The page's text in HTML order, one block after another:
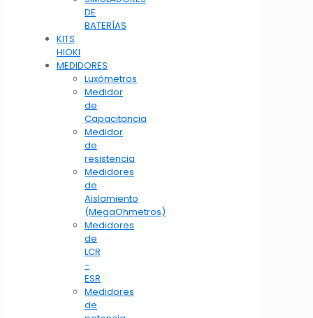
DE
BATERÍAS
KITS
HIOKI
MEDIDORES
Luxómetros
Medidor
de
Capacitancia
Medidor
de
resistencia
Medidores
de
Aislamiento
(MegaOhmetros)
Medidores
de
LCR
-
ESR
Medidores
de